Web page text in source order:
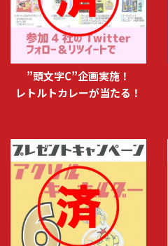
”頭文字C”企画実施！
レトルトカレーが当たる！